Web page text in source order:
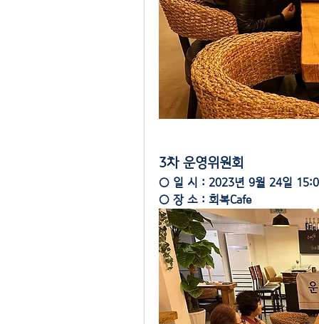
3차 운영위원회
○ 일 시 : 2023년 9월 24일
○ 장 소 : 회복Cafe